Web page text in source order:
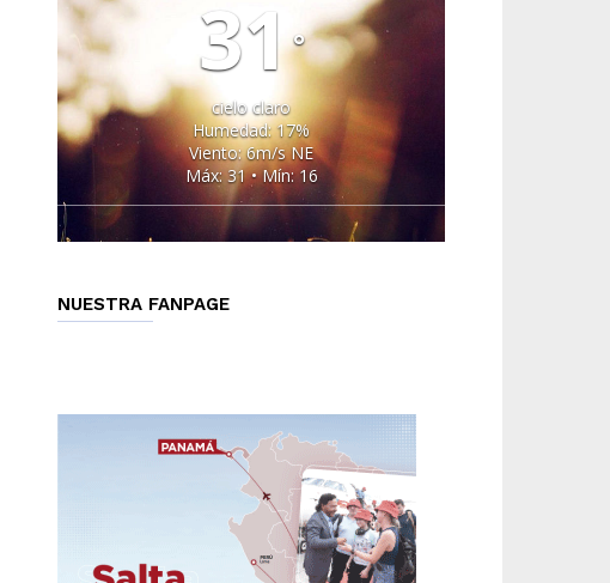
31°
cielo claro
Humedad: 17%
Viento: 6m/s NE
Máx: 31 • Mín: 16
NUESTRA FANPAGE